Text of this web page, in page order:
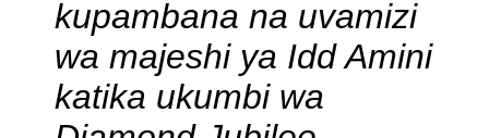
kupambana na uvamizi
wa majeshi ya Idd Amini
katika ukumbi wa